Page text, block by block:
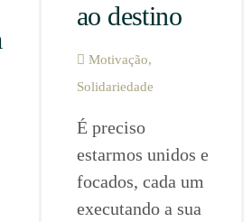
ao destino
Motivação,
Solidariedade
É preciso
estarmos unidos e
focados, cada um
executando a sua